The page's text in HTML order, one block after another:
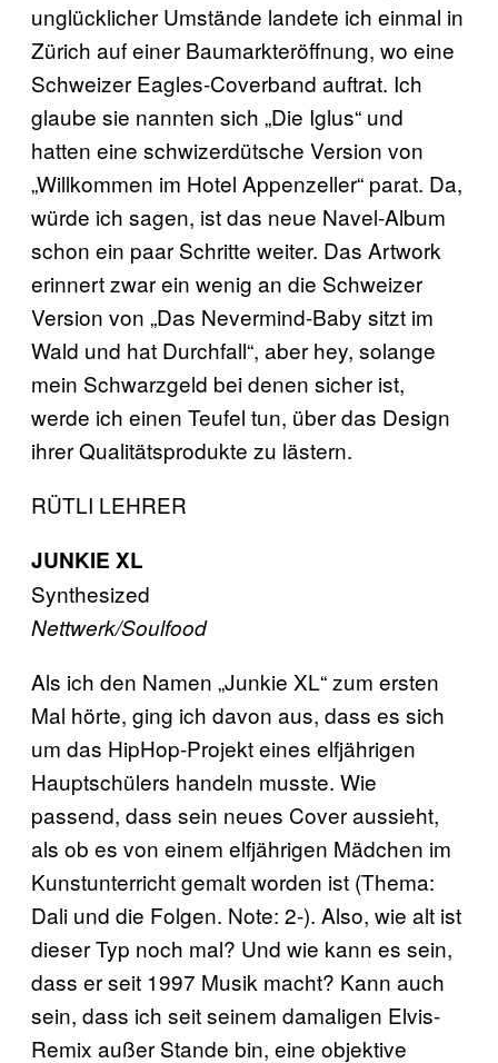
unglücklicher Umstände landete ich einmal in
Zürich auf einer Baumarkteröffnung, wo eine
Schweizer Eagles-Coverband auftrat. Ich
glaube sie nannten sich „Die Iglus“ und
hatten eine schwizerdütsche Version von
„Willkommen im Hotel Appenzeller“ parat. Da,
würde ich sagen, ist das neue Navel-Album
schon ein paar Schritte weiter. Das Artwork
erinnert zwar ein wenig an die Schweizer
Version von „Das Nevermind-Baby sitzt im
Wald und hat Durchfall“, aber hey, solange
mein Schwarzgeld bei denen sicher ist,
werde ich einen Teufel tun, über das Design
ihrer Qualitätsprodukte zu lästern.
RÜTLI LEHRER
JUNKIE XL
Synthesized
Nettwerk/Soulfood
Als ich den Namen „Junkie XL“ zum ersten
Mal hörte, ging ich davon aus, dass es sich
um das HipHop-Projekt eines elfjährigen
Hauptschülers handeln musste. Wie
passend, dass sein neues Cover aussieht,
als ob es von einem elfjährigen Mädchen im
Kunstunterricht gemalt worden ist (Thema:
Dali und die Folgen. Note: 2-). Also, wie alt ist
dieser Typ noch mal? Und wie kann es sein,
dass er seit 1997 Musik macht? Kann auch
sein, dass ich seit seinem damaligen Elvis-
Remix außer Stande bin, eine objektive